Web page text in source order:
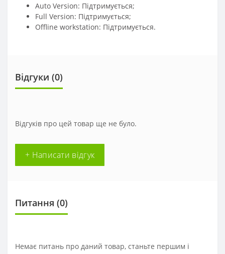
Auto Version: Підтримується;
Full Version: Підтримується;
Offline workstation: Підтримується.
Відгуки (0)
Відгуків про цей товар ще не було.
+ Написати відгук
Питання (0)
Немає питань про даний товар, станьте першим і